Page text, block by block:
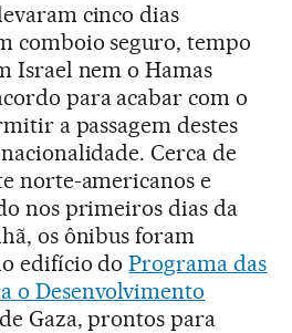
cinco dias
comboio seguro, tempo
Israel nem o Hamas
para acabar com o
a passagem destes
Cerca de
norte-americanos e
nos primeiros dias da
os ônibus foram
edifício doPrograma das
o Desenvolvimento
Gaza, prontos para